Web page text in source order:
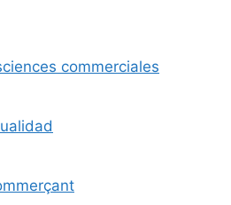
commerciales